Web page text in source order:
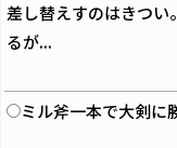
差し替えすのはきつい
るが...
ミル斧一本で大剣に